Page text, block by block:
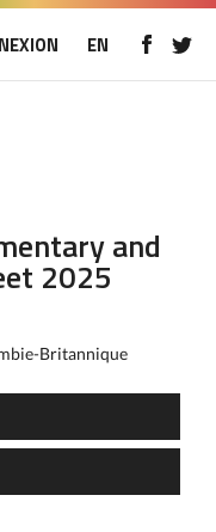
EN
and
2025
Britannique